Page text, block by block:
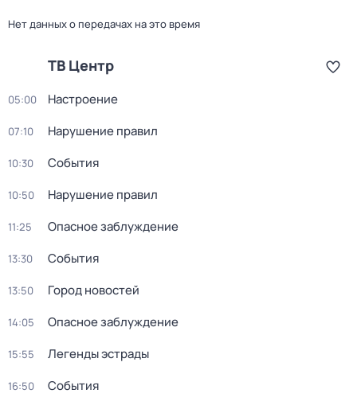
Нет данных о передачах на это время
ТВ Центр
05:00 Настроение
07:10 Нарушение правил
10:30 События
10:50 Нарушение правил
11:25 Опасное заблуждение
13:30 События
13:50 Город новостей
14:05 Опасное заблуждение
15:55 Легенды эстрады
16:50 События